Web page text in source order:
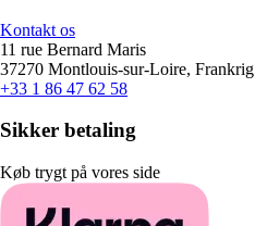
Kontakt os
11 rue Bernard Maris
37270 Montlouis-sur-Loire, Frankrig
+33 1 86 47 62 58
Sikker betaling
Køb trygt på vores side